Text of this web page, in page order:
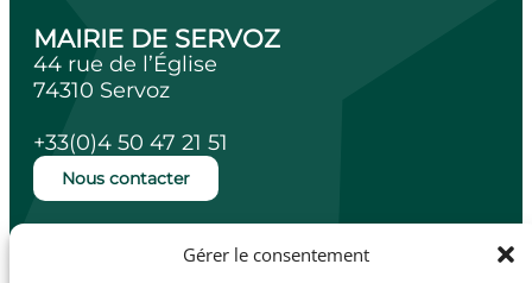
Gérer le consentement
MAIRIE DE SERVOZ
44 rue de l’Église
74310 Servoz
+33(0)4 50 47 21 51
Nous contacter
Lundi, mardi, jeudi et vendredi de 14h à